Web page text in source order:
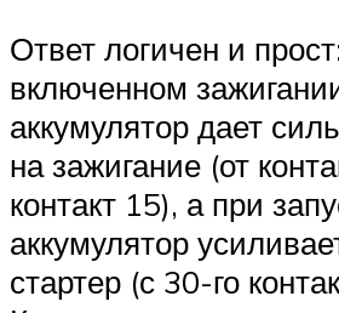
Ответ логичен и
включенном
аккумулятор дает
на зажигание (от
контакт 15), а при
аккумулятор
стартер (с 30-го